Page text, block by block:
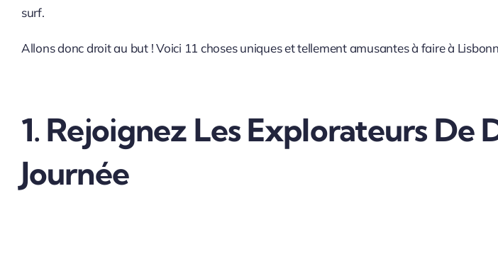
surf.
Allons donc droit au but ! Voici 11 choses uniques et tellement amusantes à faire à
1. Rejoignez Les Explorateurs De
Journée